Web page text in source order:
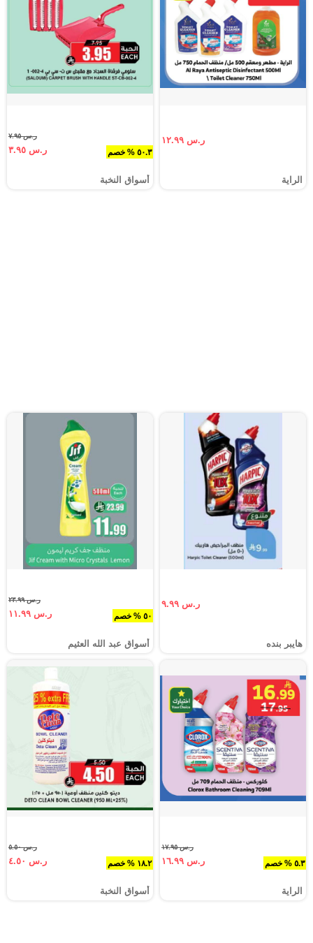
ر.س ١٢.٩٩
الراية
٥٠.٣ % خصم
ر.س ٧.٩٥
ر.س ٣.٩٥
أسواق النخبة
ر.س ٩.٩٩
هايبر بنده
٥٠ % خصم
ر.س ٢٣.٩٩
ر.س ١١.٩٩
أسواق عبد الله العثيم
٥.٣ % خصم
ر.س ١٧.٩٥
ر.س ١٦.٩٩
الراية
١٨.٢ % خصم
ر.س ٥.٥٠
ر.س ٤.٥٠
أسواق النخبة